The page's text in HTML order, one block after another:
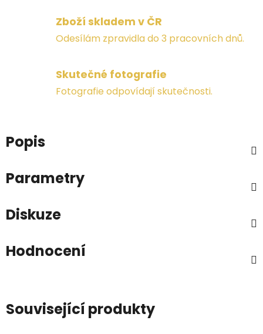
Zboží skladem v ČR
Odesílám zpravidla do 3 pracovních dnů.
Skutečné fotografie
Fotografie odpovídají skutečnosti.
Popis
Parametry
Diskuze
Hodnocení
Související produkty